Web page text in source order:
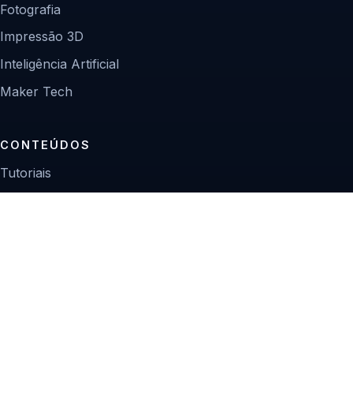
Fotografia
Impressão 3D
Inteligência Artificial
Maker Tech
CONTEÚDOS
Tutoriais